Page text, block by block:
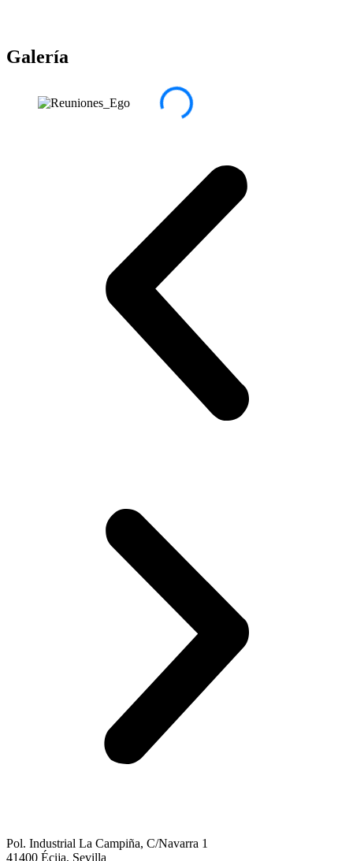
Galería
Pol. Industrial La Campiña, C/Navarra 1
41400 Écija, Sevilla